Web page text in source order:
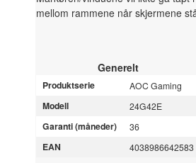
mellom rammene når skjermene
Generelt
Produktserie AOC Gaming
Modell 24G42E
Garanti (måneder) 36
EAN 4038986642583